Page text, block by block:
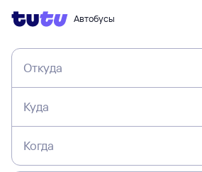
Автобусы
Откуда
Куда
Когда